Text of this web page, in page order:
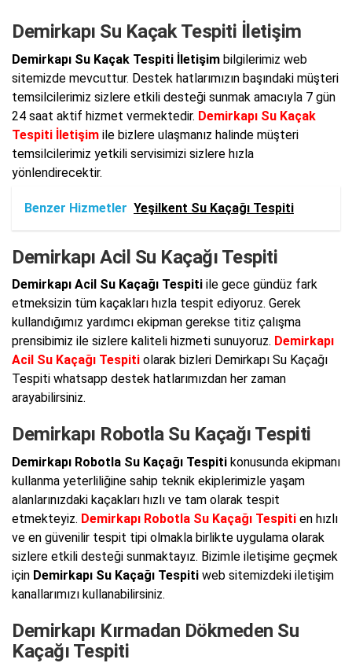
Demirkapı Su Kaçak Tespiti İletişim
Demirkapı Su Kaçak Tespiti İletişim bilgilerimiz web
sitemizde mevcuttur. Destek hatlarımızın başındaki müşteri
temsilcilerimiz sizlere etkili desteği sunmak amacıyla 7 gün
24 saat aktif hizmet vermektedir. Demirkapı Su Kaçak
Tespiti İletişim ile bizlere ulaşmanız halinde müşteri
temsilcilerimiz yetkili servisimizi sizlere hızla
yönlendirecektir.
Benzer Hizmetler Yeşilkent Su Kaçağı Tespiti
Demirkapı Acil Su Kaçağı Tespiti
Demirkapı Acil Su Kaçağı Tespiti ile gece gündüz fark
etmeksizin tüm kaçakları hızla tespit ediyoruz. Gerek
kullandığımız yardımcı ekipman gerekse titiz çalışma
prensibimiz ile sizlere kaliteli hizmeti sunuyoruz. Demirkapı
Acil Su Kaçağı Tespiti olarak bizleri Demirkapı Su Kaçağı
Tespiti whatsapp destek hatlarımızdan her zaman
arayabilirsiniz.
Demirkapı Robotla Su Kaçağı Tespiti
Demirkapı Robotla Su Kaçağı Tespiti konusunda ekipmanı
kullanma yeterliliğine sahip teknik ekiplerimizle yaşam
alanlarınızdaki kaçakları hızlı ve tam olarak tespit
etmekteyiz. Demirkapı Robotla Su Kaçağı Tespiti en hızlı
ve en güvenilir tespit tipi olmakla birlikte uygulama olarak
sizlere etkili desteği sunmaktayız. Bizimle iletişime geçmek
için Demirkapı Su Kaçağı Tespiti web sitemizdeki iletişim
kanallarımızı kullanabilirsiniz.
Demirkapı Kırmadan Dökmeden Su
Kaçağı Tespiti